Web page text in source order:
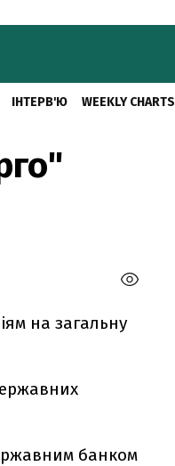
ІНТЕРВ'Ю WEEKLY CHARTS
на загальну
банком